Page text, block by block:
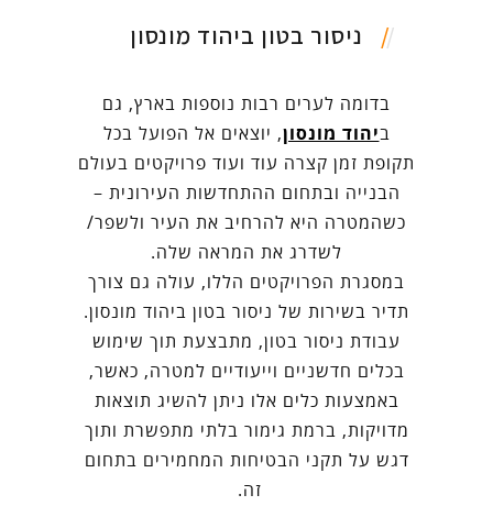
ניסור בטון ביהוד מונסון
בדומה לערים רבות נוספות בארץ, גם
ביהוד מונסון, יוצאים אל הפועל בכל
תקופת זמן קצרה עוד ועוד פרויקטים בעולם
הבנייה ובתחום ההתחדשות העירונית –
כשהמטרה היא להרחיב את העיר ולשפר/
לשדרג את המראה שלה.
במסגרת הפרויקטים הללו, עולה גם צורך
תדיר בשירות של ניסור בטון ביהוד מונסון.
עבודת ניסור בטון, מתבצעת תוך שימוש
בכלים חדשניים וייעודיים למטרה, כאשר,
באמצעות כלים אלו ניתן להשיג תוצאות
מדויקות, ברמת גימור בלתי מתפשרת ותוך
דגש על תקני הבטיחות המחמירים בתחום
זה.